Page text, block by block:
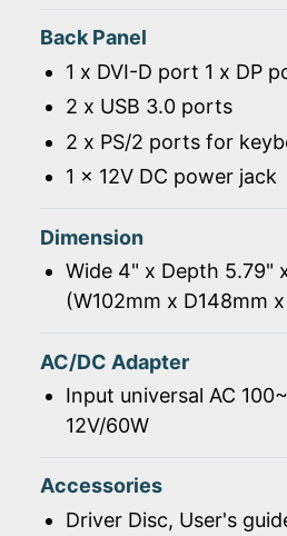
Back Panel
1 x DVI-D port 1 x DP
2 x USB 3.0 ports
2 x PS/2 ports for
1 x 12V DC power jack
Dimension
Wide 4" x Depth 5.79"
(W102mm x D148mm
AC/DC Adapter
Input universal AC
12V/60W
Accessories
Driver Disc, User's